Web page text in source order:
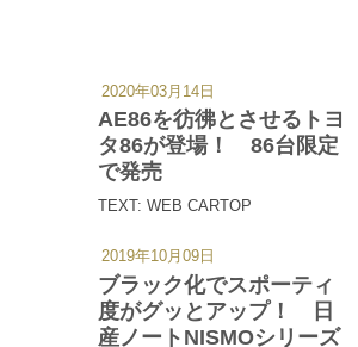
AE86を彷彿とさせるトヨ
タ86が登場！ 86台限定
で発売
TEXT: WEB CARTOP
2020年03月14日
ブラック化でスポーティ
度がグッとアップ！ 日
産ノートNISMOシリーズ
2019年10月09日